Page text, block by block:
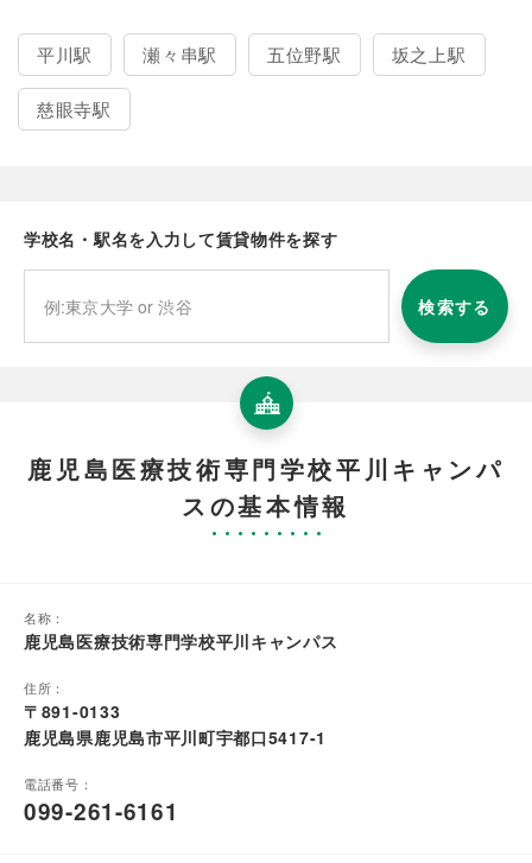
平川駅 瀬々串駅 五位野駅 坂之上駅
慈眼寺駅
学校名・駅名を入力して賃貸物件を探す
検索する
鹿児島医療技術専門学校平川キャンパ
スの基本情報
名称：
鹿児島医療技術専門学校平川キャンパス
住所：
〒891-0133
鹿児島県鹿児島市平川町宇都口5417-1
電話番号：
099-261-6161